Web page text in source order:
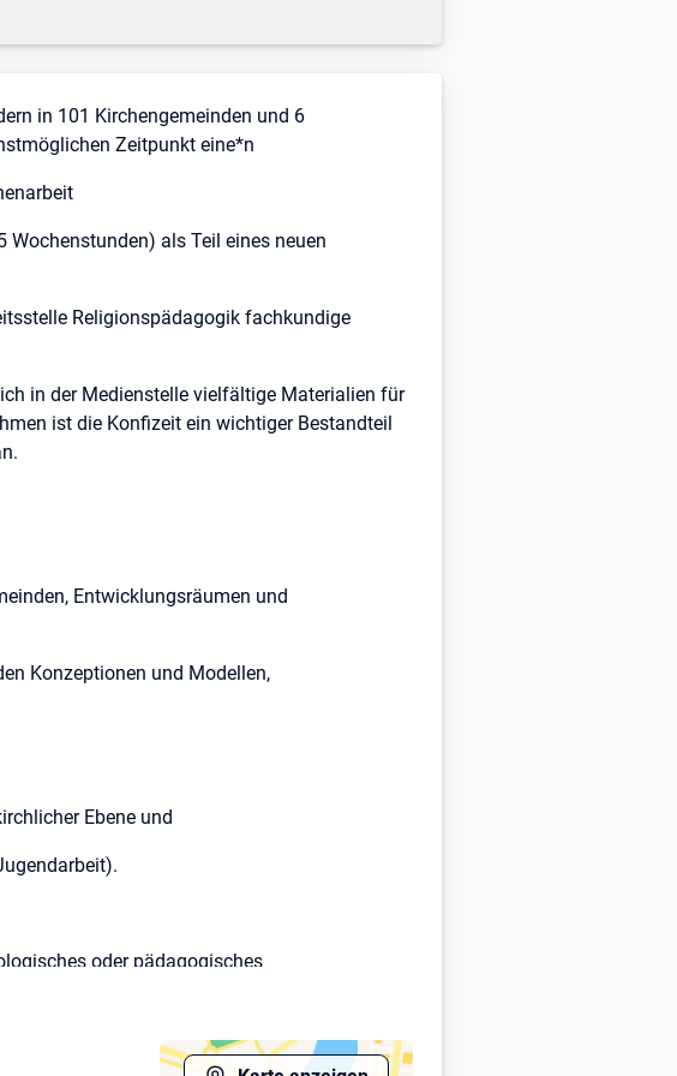
in 101 Kirchengemeinden und 6
Zeitpunkt eine*n
als Teil eines neuen
Religionspädagogik fachkundige
in der Medienstelle vielfältige Materialien für
ist die Konfizeit ein wichtiger Bestandteil
Entwicklungsräumen und
Konzeptionen und Modellen,
Ebene und
oder pädagogisches
erwerben,